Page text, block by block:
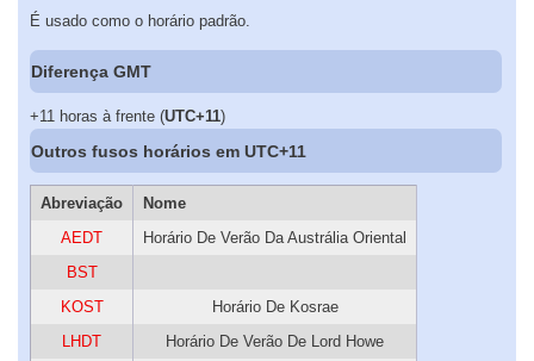
É usado como o horário padrão.
Diferença GMT
+11 horas à frente (UTC+11)
Outros fusos horários em UTC+11
Abreviação
Nome
AEDT
Horário De Verão Da Austrália Oriental
BST
KOST
Horário De Kosrae
LHDT
Horário De Verão De Lord Howe